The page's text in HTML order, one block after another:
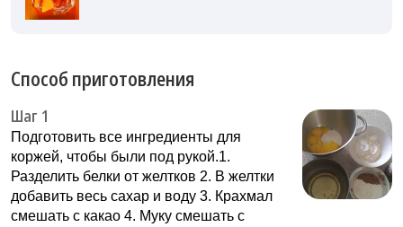
Способ приготовления
Шаг 1
Подготовить все ингредиенты для
коржей, чтобы были под рукой.1.
Разделить белки от желтков 2. В желтки
добавить весь сахар и воду 3. Крахмал
смешать с какао 4. Муку смешать с